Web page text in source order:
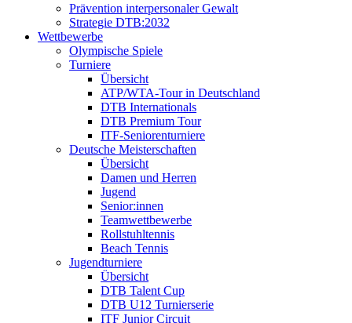
Prävention interpersonaler Gewalt
Strategie DTB:2032
Wettbewerbe
Olympische Spiele
Turniere
Übersicht
ATP/WTA-Tour in Deutschland
DTB Internationals
DTB Premium Tour
ITF-Seniorenturniere
Deutsche Meisterschaften
Übersicht
Damen und Herren
Jugend
Senior:innen
Teamwettbewerbe
Rollstuhltennis
Beach Tennis
Jugendturniere
Übersicht
DTB Talent Cup
DTB U12 Turnierserie
ITF Junior Circuit